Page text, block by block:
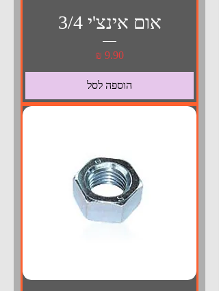
אום אינצ'י 3/4
מחיר
הוספה לסל